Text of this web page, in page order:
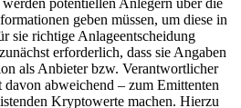
geben müssen, um diese in
sie richtige Anlageentscheidung
erforderlich, dass sie Angaben
als Anbieter bzw. Verantwortlicher
abweichend – zum Emittenten
Kryptowerte machen. Hierzu